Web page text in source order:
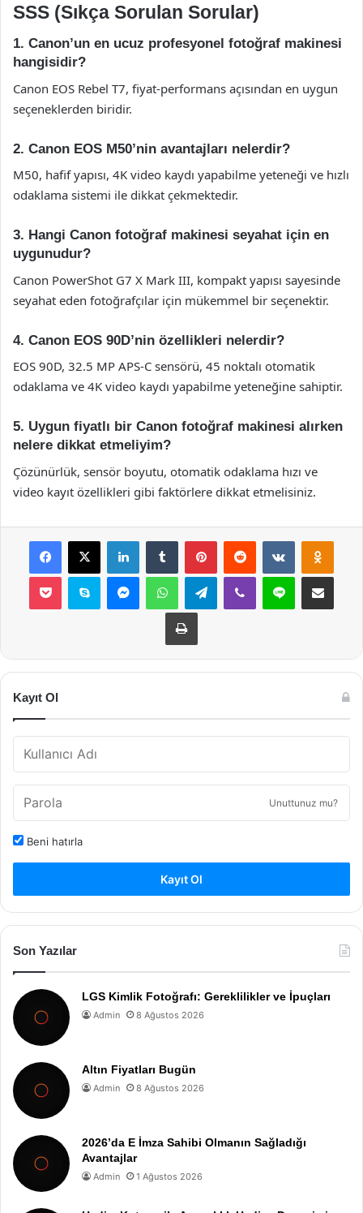
SSS (Sıkça Sorulan Sorular)
1. Canon’un en ucuz profesyonel fotoğraf makinesi
hangisidir?
Canon EOS Rebel T7, fiyat-performans açısından en uygun
seçeneklerden biridir.
2. Canon EOS M50’nin avantajları nelerdir?
M50, hafif yapısı, 4K video kaydı yapabilme yeteneği ve hızlı
odaklama sistemi ile dikkat çekmektedir.
3. Hangi Canon fotoğraf makinesi seyahat için en
uygunudur?
Canon PowerShot G7 X Mark III, kompakt yapısı sayesinde
seyahat eden fotoğrafçılar için mükemmel bir seçenektir.
4. Canon EOS 90D’nin özellikleri nelerdir?
EOS 90D, 32.5 MP APS-C sensörü, 45 noktalı otomatik
odaklama ve 4K video kaydı yapabilme yeteneğine sahiptir.
5. Uygun fiyatlı bir Canon fotoğraf makinesi alırken
nelere dikkat etmeliyim?
Çözünürlük, sensör boyutu, otomatik odaklama hızı ve
video kayıt özellikleri gibi faktörlere dikkat etmelisiniz.
Facebook
X LinkedInTumblr PinterestReddit VKontakte
Pocket Skype MessengerWhatsAppTelegramViber Line E-Posta ile
Yazdır
Kayıt Ol
Unuttunuz mu?
Beni hatırla
Kayıt Ol
Son Yazılar
LGS Kimlik Fotoğrafı: Gereklilikler ve İpuçları
Admin 8 Ağustos 2026
Altın Fiyatları Bugün
Admin 8 Ağustos 2026
2026’da E İmza Sahibi Olmanın Sağladığı
Avantajlar
Admin 1 Ağustos 2026